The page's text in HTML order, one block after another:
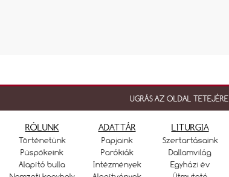
UGRÁS AZ OLDAL TETEJÉRE
RÓLUNK
Történetünk
Püspökeink
Alapító bulla
ADATTÁR
Papjaink
Parókiák
Intézmények
LITURGIA
Szertartásaink
Dallamvilág
Egyházi év